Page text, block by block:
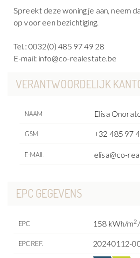
Spreekt deze woning je aan, neem
op voor een bezichtiging.
Tel.: 0032(0) 485 97 49 28
E-mail: info@co-realestate.be
VERANTWOORDELIJK
NAAM Elisa
GSM +32 485 97
E-MAIL elisa@co-
EPC GEGEVENS
EPC 158 kWh/m2
EPC REF. 20240112-